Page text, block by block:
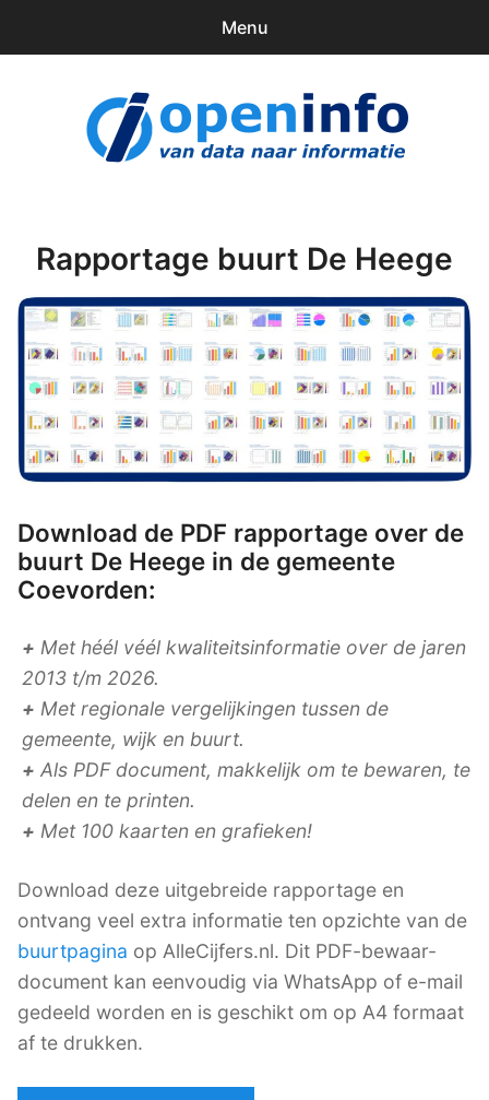
Menu
Downloads
Rapportage buurt De Heege
Download de PDF rapportage over de
buurt De Heege in de gemeente
Coevorden:
+ Met héél véél kwaliteitsinformatie over de jaren
2013 t/m 2026.
+ Met regionale vergelijkingen tussen de
gemeente, wijk en buurt.
+ Als PDF document, makkelijk om te bewaren, te
delen en te printen.
+ Met 100 kaarten en grafieken!
Download deze uitgebreide rapportage en
ontvang veel extra informatie ten opzichte van de
buurtpagina op AlleCijfers.nl. Dit PDF-bewaar-
document kan eenvoudig via WhatsApp of e-mail
gedeeld worden en is geschikt om op A4 formaat
af te drukken.